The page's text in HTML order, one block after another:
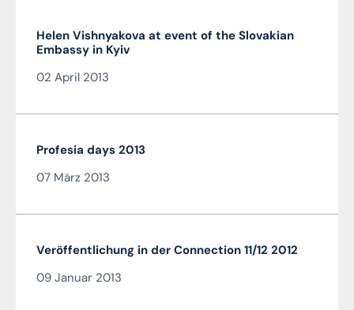
Helen Vishnyakova at event of the Slovakian
Embassy in Kyiv
02 April 2013
Profesia days 2013
07 März 2013
Veröffentlichung in der Connection 11/12 2012
09 Januar 2013